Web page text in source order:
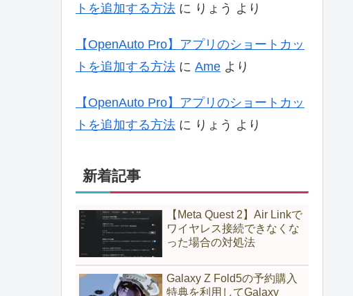
トを追加する方法 に りょう より
【OpenAuto Pro】アプリのショートカッ
トを追加する方法 に Ame より
【OpenAuto Pro】アプリのショートカッ
トを追加する方法 に りょう より
新着記事
【Meta Quest 2】Air Linkで
ワイヤレス接続できなくな
った場合の対処法
Galaxy Z Fold5の予約購入
特典を利用してGalaxy